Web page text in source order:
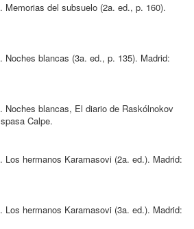
. Memorias del subsuelo (2a. ed., p. 160).
. Noches blancas (3a. ed., p. 135). Madrid:
. Noches blancas, El diario de Raskólnokov
Calpe.
. Los hermanos Karamasovi (2a. ed.). Madrid:
. Los hermanos Karamasovi (3a. ed.). Madrid: